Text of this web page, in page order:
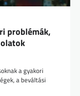
problémák,
a gyakori
a beváltási